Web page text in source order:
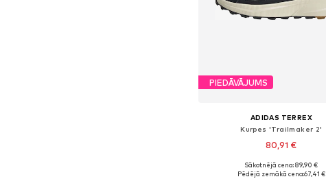
PIEDĀVĀJUMS
ADIDAS TERREX
Kurpes 'Trailmaker 2'
80,91 €
Pieejams daudzos izmēros
Sākotnējā cena: 89,90 €
Pēdējā zemākā cena:67,41 €